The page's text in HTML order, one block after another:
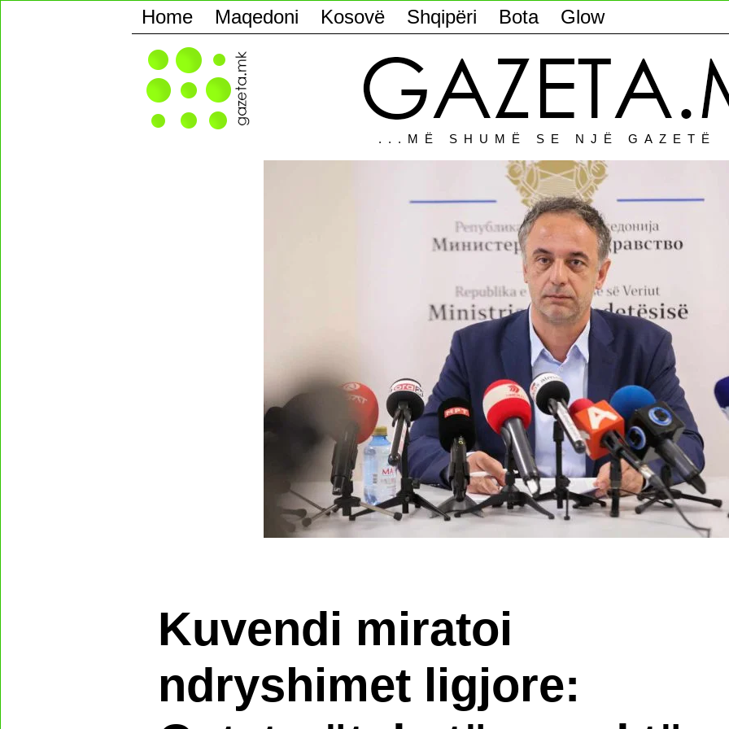
Home Maqedoni Kosovë Shqipëri Bota Glow
...MË SHUMË SE NJË GAZETË
Kuvendi miratoi
ndryshimet ligjore: